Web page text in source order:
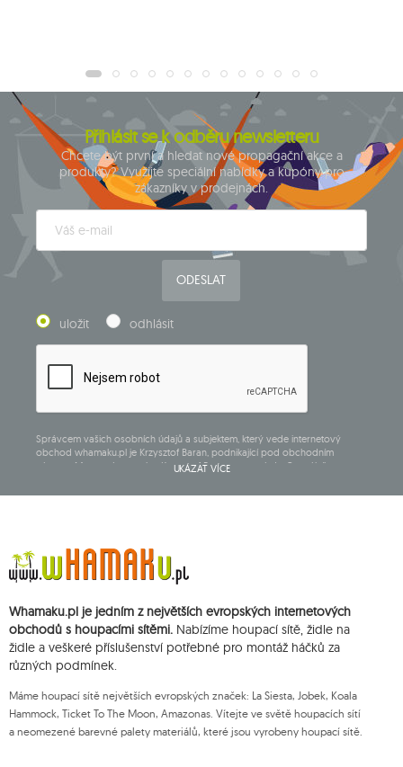
Přihlásit se k odběru newsletteru
Chcete být první a hledat nové propagační akce a
produkty? Využijte speciální nabídky a kupóny pro
zákazníky v prodejnách.
ODESLAT
uložit odhlásit
Správcem vašich osobních údajů a subjektem, který vede internetový
obchod whamaku.pl je Krzysztof Baran, podnikající pod obchodním
názvem: Mouton Interactive Krzysztof Baran zapsaný do Centrálního
doby zrušení subskripce.
Přísluší vám právo k požádání o přístup k vašim osobním údajům, jejich
opravě, odstranění, omezení zpracování, podání námitky vůči zpracování
souhlasu v libovolném momentu aniž je tím dotčena zákonnost zpracování,
které bylo provedeno na základě souhlasu před jeho zrušením. Za tímto
účelem můžete kontaktovat zákaznický servis Mouton Interactive na e-
mailové adrese nebo písemně na adrese firmy.
UKÁZAT VÍCE
Whamaku.pl je jedním z největších evropských internetových
obchodů s houpacími sítěmi. Nabízíme houpací sítě, židle na
židle a veškeré příslušenství potřebné pro montáž háčků za
různých podmínek.
Máme houpací sítě největších evropských značek: La Siesta, Jobek, Koala
Hammock, Ticket To The Moon, Amazonas. Vítejte ve světě houpacích sítí
a neomezené barevné palety materiálů, které jsou vyrobeny houpací sítě.